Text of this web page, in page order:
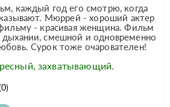
каждый год его смотрю, когда
Мюррей - хороший актер
- красивая женщина. Фильм
смешной и одновременно
Сурок тоже очарователен!
захватывающий.